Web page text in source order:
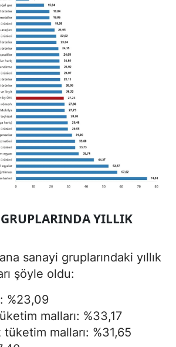
YILLIK
sanayi gruplarındaki yıllık
şöyle oldu:
%23,09
malları: %33,17
tüketim malları: %31,65